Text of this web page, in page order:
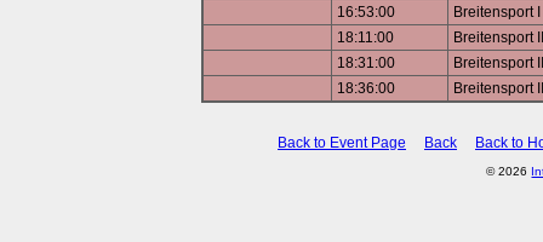
16:53:00
Breitensport
18:11:00
Breitensport
18:31:00
Breitensport
18:36:00
Breitensport
Back to Event Page Back Back to
© 2026